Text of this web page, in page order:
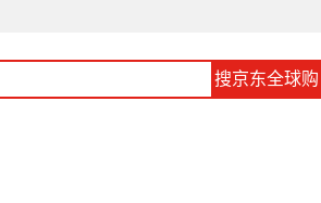
搜京东全球购